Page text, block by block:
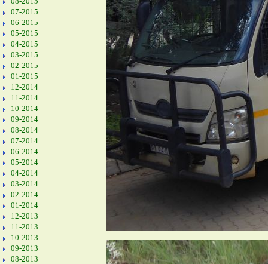
07-2015
06-2015
05-2015
04-2015
03-2015
02-2015
01-2015
12-2014
11-2014
10-2014
09-2014
08-2014
07-2014
06-2014
05-2014
04-2014
03-2014
02-2014
01-2014
12-2013
11-2013
10-2013
09-2013
08-2013